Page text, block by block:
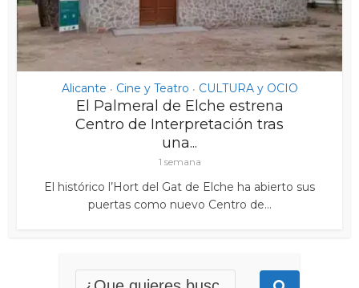
Alicante • Cine y Teatro • CULTURA y OCIO
El Palmeral de Elche estrena
Centro de Interpretación tras
una...
1 semana
El histórico l’Hort del Gat de Elche ha abierto sus
puertas como nuevo Centro de...